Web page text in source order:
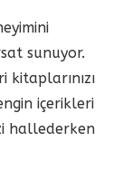
sunuyor.
kitaplarınızı
içerikleri
hallederken